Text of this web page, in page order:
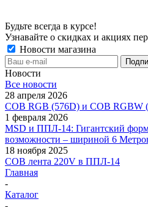
Будьте всегда в курсе!
Узнавайте о скидках и акциях
Новости магазина
Новости
Все новости
28 апреля 2026
COB RGB (576D) и COB RGBW
1 февраля 2026
MSD и ППЛ-14: Гигантский
возможности – шириной 6
18 ноября 2025
COB лента 220V в ППЛ-14
Главная
-
Каталог